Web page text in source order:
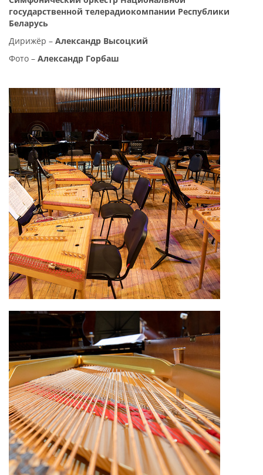
государственной телерадиокомпании Республики
Беларусь
Дирижёр – Александр Высоцкий
Фото – Александр Горбаш